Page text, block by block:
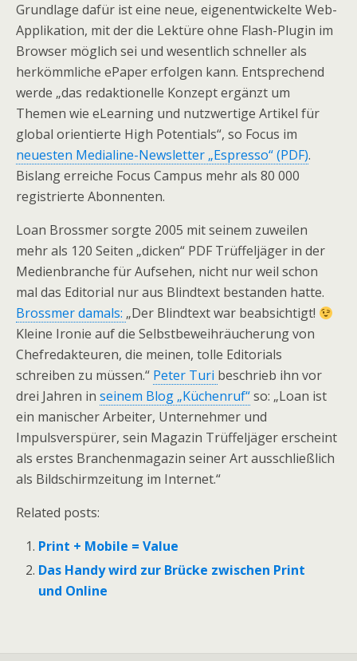
Grundlage dafür ist eine neue, eigenentwickelte Web-
Applikation, mit der die Lektüre ohne Flash-Plugin im
Browser möglich sei und wesentlich schneller als
herkömmliche ePaper erfolgen kann. Entsprechend
werde „das redaktionelle Konzept ergänzt um
Themen wie eLearning und nutzwertige Artikel für
global orientierte High Potentials“, so Focus im
neuesten Medialine-Newsletter „Espresso“ (PDF).
Bislang erreiche Focus Campus mehr als 80 000
registrierte Abonnenten.
Loan Brossmer sorgte 2005 mit seinem zuweilen
mehr als 120 Seiten „dicken“ PDF Trüffeljäger in der
Medienbranche für Aufsehen, nicht nur weil schon
mal das Editorial nur aus Blindtext bestanden hatte.
Brossmer damals: „Der Blindtext war beabsichtigt!
Kleine Ironie auf die Selbstbeweihräucherung von
Chefredakteuren, die meinen, tolle Editorials
schreiben zu müssen.“ Peter Turi beschrieb ihn vor
drei Jahren in seinem Blog „Küchenruf“so: „Loan ist
ein manischer Arbeiter, Unternehmer und
Impulsverspürer, sein Magazin Trüffeljäger erscheint
als erstes Branchenmagazin seiner Art ausschließlich
als Bildschirmzeitung im Internet.“
Related posts:
Print + Mobile = Value
Das Handy wird zur Brücke zwischen Print
und Online